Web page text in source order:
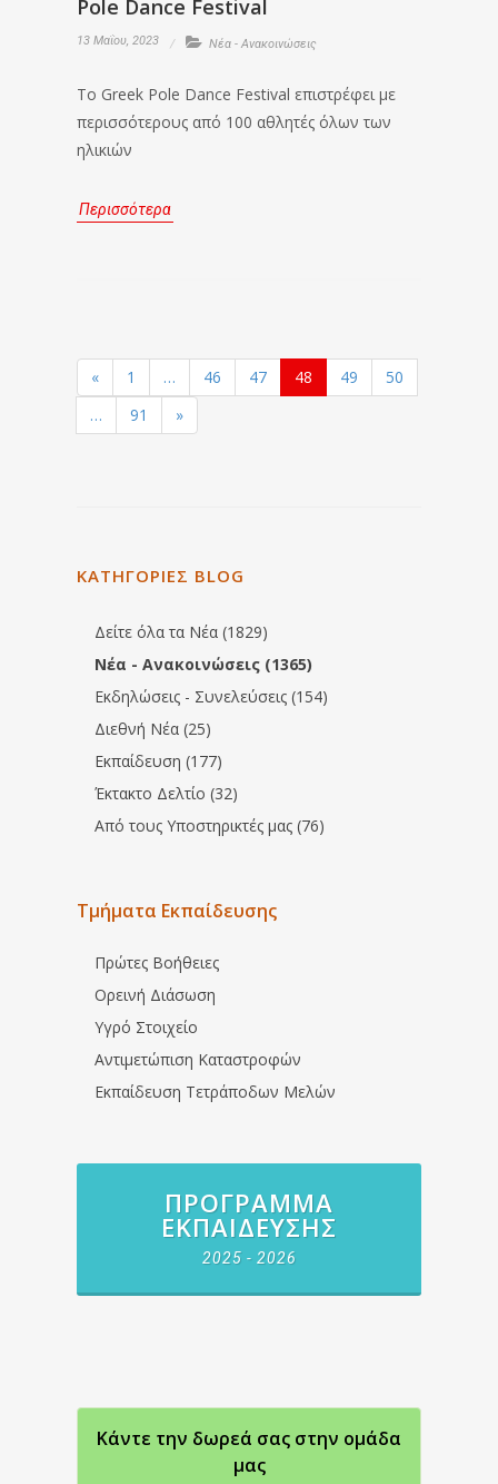
Pole Dance Festival
13 Μαΐου, 2023 Νέα - Ανακοινώσεις
Το Greek Pole Dance Festival επιστρέφει με
περισσότερους από 100 αθλητές όλων των
ηλικιών
Περισσότερα
« 1 … 46 47 48 49
50
…
91 »
ΚΑΤΗΓΟΡΙΕΣ BLOG
Δείτε όλα τα Νέα (1829)
Νέα - Ανακοινώσεις (1365)
Εκδηλώσεις - Συνελεύσεις (154)
Διεθνή Νέα (25)
Εκπαίδευση (177)
Έκτακτο Δελτίο (32)
Από τους Υποστηρικτές μας (76)
Τμήματα Εκπαίδευσης
Πρώτες Βοήθειες
Ορεινή Διάσωση
Υγρό Στοιχείο
Αντιμετώπιση Καταστροφών
Εκπαίδευση Τετράποδων Μελών
ΠΡΌΓΡΑΜΜΑ
ΕΚΠΑΊΔΕΥΣΗΣ
2025 - 2026
Κάντε την δωρεά σας στην oμάδα
μας